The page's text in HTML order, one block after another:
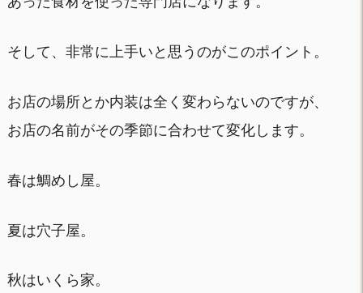
そして、非常に上手いと思うのがこのポイント。
お店の場所とか内装は全く変わらないのですが、
お店の名前がその季節に合わせて変化します。
春は鯛めし屋。
夏は穴子屋。
秋はいくら家。